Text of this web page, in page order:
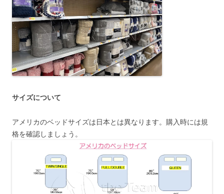
サイズについて
アメリカのベッドサイズは日本とは異なります。購入時には規
格を確認しましょう。